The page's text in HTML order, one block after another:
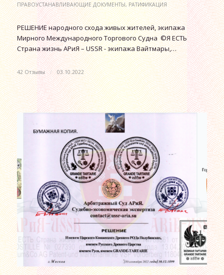
ПРАВОУСТАНАВЛИВАЮЩИЕ ДОКУМЕНТЫ,РАТИФИКАЦИЯ
РЕШЕНИЕ народного схода живых жителей, экипажа
Мирного Международного Торгового Судна ©Я ЕСТЬ
Страна жизнь АРиЯ – USSR - экипажа Вайтмары,…
42 Отзывы / 03.10.2022